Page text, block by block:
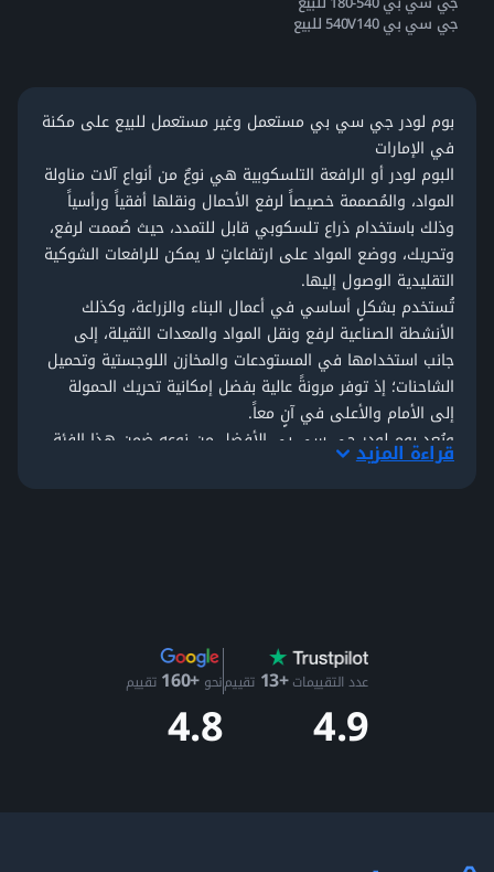
جي سي بي 540V140 للبيع
بوم لودر جي سي بي مستعمل وغير مستعمل للبيع على مكنة
في الإمارات
البوم لودر أو الرافعة التلسكوبية هي نوعٌ من أنواع آلات مناولة
المواد، والمُصممة خصيصاً لرفع الأحمال ونقلها أفقياً ورأسياً
وذلك باستخدام ذراع تلسكوبي قابل للتمدد، حيث صُممت لرفع،
وتحريك، ووضع المواد على ارتفاعاتٍ لا يمكن للرافعات الشوكية
التقليدية الوصول إليها.
تُستخدم بشكلٍ أساسي في أعمال البناء والزراعة، وكذلك
الأنشطة الصناعية لرفع ونقل المواد والمعدات الثقيلة، إلى
جانب استخدامها في المستودعات والمخازن اللوجستية وتحميل
الشاحنات؛ إذ توفر مرونةً عالية بفضل إمكانية تحريك الحمولة
إلى الأمام والأعلى في آنٍ معاً.
ويُعد بوم لودر جي سي بي الأفضل من نوعه ضمن هذا الفئة
من المعدات، حيث يُعرف بأنظمته الهيدروليكية المتقدمة،
بأداءٍ ممتاز ومتانةٍ عالية، فإن
موقع مكنةهو وجهتك المثالية
للعثور على ما تحتاجه.
شركة JCB
لأكثر من سبعة عقود من الابتكار والتميز؛
تتلائم مع أصعب بيئات العمل.
قراءة المزيد
عدد التقييمات+13 تقييم
4.9
نحو +160 تقييم
4.8